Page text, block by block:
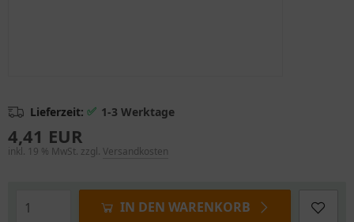
Lieferzeit: ✅ 1-3 Werktage
4,41 EUR
inkl. 19 % MwSt. zzgl. Versandkosten
IN DEN WARENKORB